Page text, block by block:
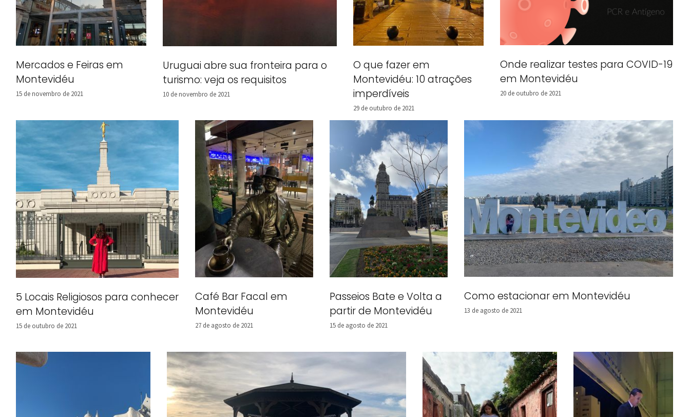
Mercados e Feiras em
Montevidéu
15 de novembro de 2021
Uruguai abre sua fronteira para o
turismo: veja os requisitos
10 de novembro de 2021
O que fazer em
Montevidéu: 10 atrações
imperdíveis
29 de outubro de 2021
Onde realizar testes para COVID-19
em Montevidéu
20 de outubro de 2021
5 Locais Religiosos para conhecer
em Montevidéu
15 de outubro de 2021
Café Bar Facal em
Montevidéu
27 de agosto de 2021
Passeios Bate e Volta a
partir de Montevidéu
15 de agosto de 2021
Como estacionar em Montevidéu
13 de agosto de 2021